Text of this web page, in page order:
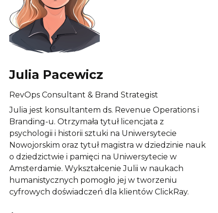
Julia Pacewicz
RevOps Consultant & Brand Strategist
Julia jest konsultantem ds. Revenue Operations i
Branding-u. Otrzymała tytuł licencjata z
psychologii i historii sztuki na Uniwersytecie
Nowojorskim oraz tytuł magistra w dziedzinie nauk
o dziedzictwie i pamięci na Uniwersytecie w
Amsterdamie. Wykształcenie Julii w naukach
humanistycznych pomogło jej w tworzeniu
cyfrowych doświadczeń dla klientów ClickRay.